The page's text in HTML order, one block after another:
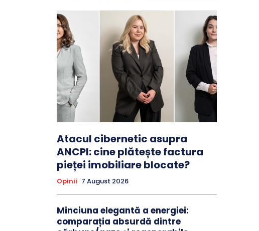
Atacul cibernetic asupra
ANCPI: cine plătește factura
pieței imobiliare blocate?
Opinii 7 August 2026
Minciuna elegantă a energiei:
comparația absurdă dintre